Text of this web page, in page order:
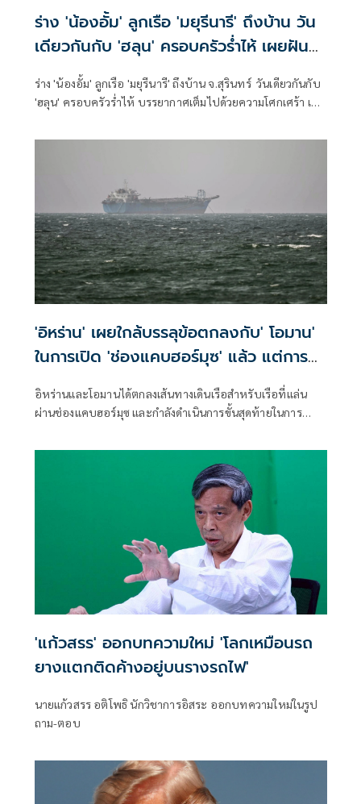
ร่าง 'น้องอั้ม' ลูกเรือ 'มยุรีนารี' ถึงบ้าน วัน
เดียวกันกับ 'ฮลุน' ครอบครัวร่ำไห้ เผยฝัน
อยากเป็นทหารเรือ
ร่าง 'น้องอั้ม' ลูกเรือ 'มยุรีนารี' ถึงบ้าน จ.สุรินทร์ วันเดียวกันกับ
'ฮลุน' ครอบครัวร่ำไห้ บรรยากาศเต็มไปด้วยความโศกเศร้า เผย
'อิหร่าน' เผยใกล้บรรลุข้อตกลงกับ' โอมาน'
ในการเปิด 'ช่องแคบฮอร์มุซ' แล้ว แต่การ
อิหร่านและโอมานได้ตกลงเส้นทางเดินเรือสำหรับเรือที่แล่น
ผ่านช่องแคบฮอร์มุซ และกำลังดำเนินการขั้นสุดท้ายในการ
กล่าวเมื่อวันพุธที่ผ่านมา แม้ว่าเหตุการณ์ด้านความมั่นคงล่าสุด
จะเน้นย้ำถึงความเสี่ยงที่ยังคงมีอยู่สำหรับการขนส่งทางเรือใน
'แก้วสรร' ออกบทความใหม่ 'โลกเหมือนรถ
ยางแตกติดค้างอยู่บนรางรถไฟ'
นายแก้วสรร อติโพธิ นักวิชาการอิสระ ออกบทความใหม่ในรูป
ถาม-ตอบ